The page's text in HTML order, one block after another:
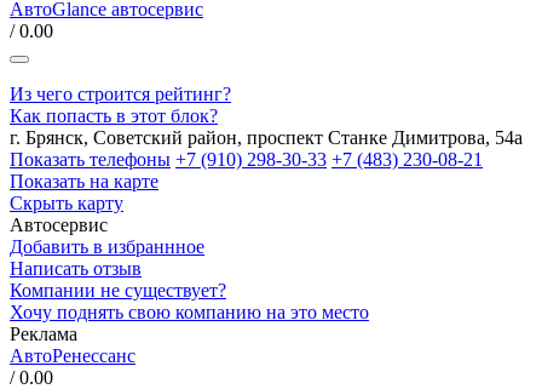
АвтоGlance автосервис
/ 0.00
Из чего строится рейтинг?
Как попасть в этот блок?
г. Брянск, Советский район, проспект Станке Димитрова, 54а
Показать телефоны +7 (910) 298-30-33 +7 (483) 230-08-21
Показать на карте
Скрыть карту
Автосервис
Добавить в избраннное
Написать отзыв
Компании не существует?
Хочу поднять свою компанию на это место
Реклама
АвтоРенессанс
/ 0.00